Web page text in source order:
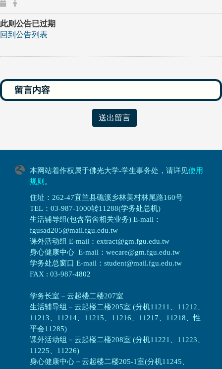
此则公告已过期
回到公告列表
送出留言
本网站着作权属于佛光大学-学生事务处，请详见使用
规则 。
住址：262-47宜兰县礁溪乡林美村林尾路160号
TEL：03-987-1000转11288(学务处总机)
生活辅导组(包含宿舍相关业务) E-mail：
fgusad205@mail.fgu.edu.tw
课外活动组 E-mail：extract@gm.fgu.edu.tw
身心健康中心 E-mail：wecare@gm.fgu.edu.tw
学务处总窗口 E-mail：student@mail.fgu.edu.tw
FAX : 03-987-4802
学务长室－云起楼二楼207室
生活辅导组 － 云起楼二楼205室 (分机11211、11212、
11213、11214、11215、11216、11217、11218、性
平会11285)
课外活动组 － 云起楼二楼208室 (分机11221、11223、
11225、11226)
身心健康中心 － 云起楼二楼205-1室(分机11245、